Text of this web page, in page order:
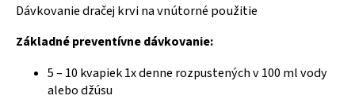
Dávkovanie dračej krvi na vnútorné použitie
Základné preventívne dávkovanie:
5 – 10 kvapiek 1x denne rozpustených v 100 ml vody
alebo džúsu